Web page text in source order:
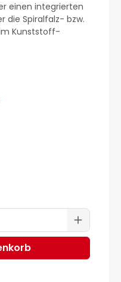
einen integrierten
die Spiralfalz- bzw.
Kunststoff-
den